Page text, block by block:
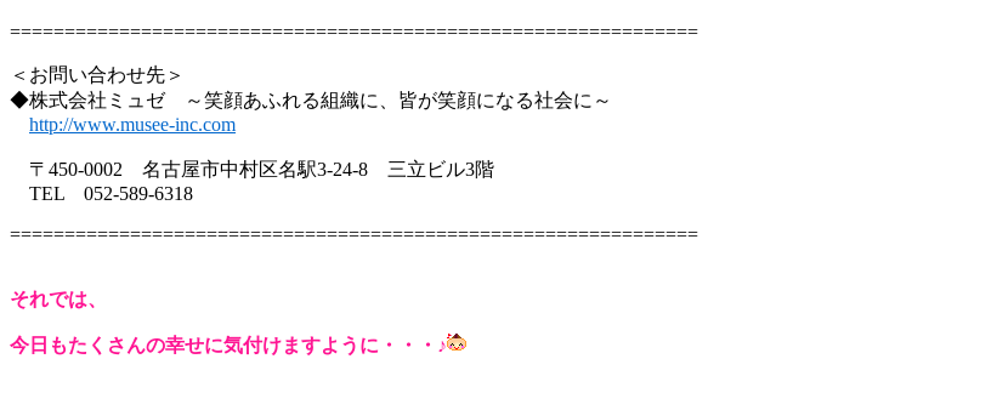
===============================================================
＜お問い合わせ先＞
◆株式会社ミュゼ ～笑顔あふれる組織に、皆が笑顔になる社会に～
http://www.musee-inc.com
〒450-0002 名古屋市中村区名駅3-24-8 三立ビル3階
TEL 052-589-6318
===============================================================
それでは、
今日もたくさんの幸せに気付けますように・・・♪